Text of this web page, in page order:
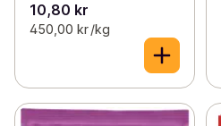
10,80 kr
450,00 kr /kg